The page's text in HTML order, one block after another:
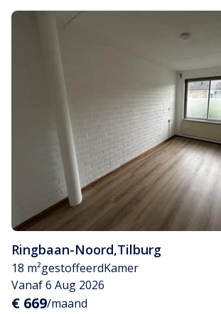
Ringbaan-Noord,Tilburg
18 m²gestoffeerdKamer
Vanaf 6 Aug 2026
€ 669/maand